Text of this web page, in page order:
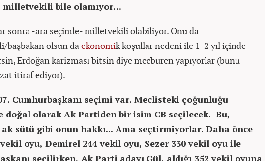
milletvekili bile olamıyor…
sonra -ara seçimle- milletvekili olabiliyor. Onu da
başbakan olsun daekonomik koşullar nedeni ile 1-2 yıl içinde
Erdoğan karizması bitsin diye mecburen yapıyorlar (bunu
itiraf ediyor).
Cumhurbaşkanı seçimi var. Meclisteki çoğunluğu
doğal olarak Ak Partiden bir isim CB seçilecek. Bu,
ak sütü gibi onun hakkı... Ama seçtirmiyorlar. Daha önce
oyu, Demirel 244 vekil oyu, Sezer 330 vekil oyu ile
seçilirken, Ak Parti adayı Gül, aldığı 352 vekil oyuna